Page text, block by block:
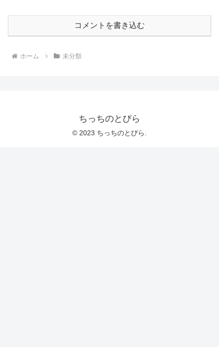
コメントを書き込む
ホーム 未分類
ちっちのとびら
© 2023 ちっちのとびら.